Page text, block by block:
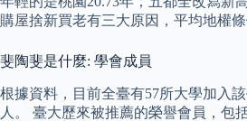
購屋捨新買老有三大原因，平均地權條
斐陶斐是什麼: 學會成員
根據資料，目前全臺有57所大學加入
人。 臺大歷來被推薦的榮譽會員，包